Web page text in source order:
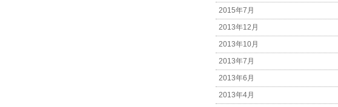
2015年7月
2013年12月
2013年10月
2013年7月
2013年6月
2013年4月